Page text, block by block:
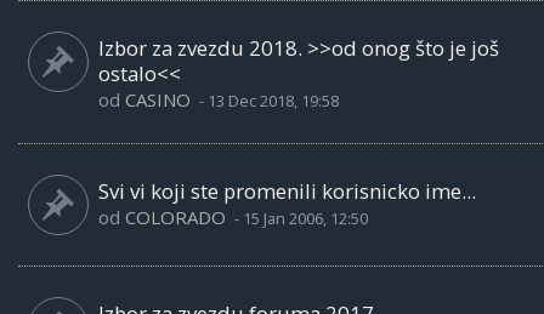
Izbor za zvezdu 2018. >>od onog što je još
ostalo<<
od CASINO - 13 Dec 2018, 19:58
Svi vi koji ste promenili korisnicko ime...
od COLORADO - 15 Jan 2006, 12:50